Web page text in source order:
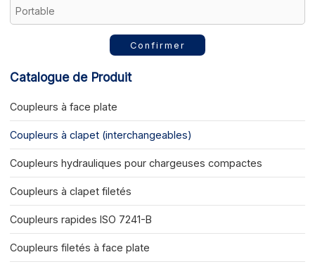
Confirmer
Catalogue de Produit
Coupleurs à face plate
Coupleurs à clapet (interchangeables)
Coupleurs hydrauliques pour chargeuses compactes
Coupleurs à clapet filetés
Coupleurs rapides ISO 7241-B
Coupleurs filetés à face plate